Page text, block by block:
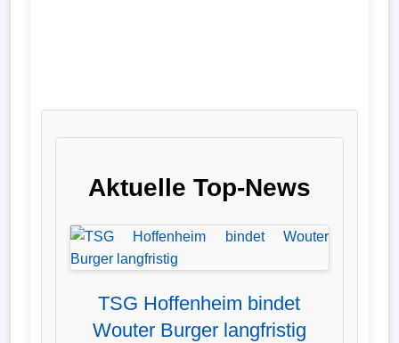
Nationalmannschaft
Vereinsnews
Verletzungspech
Aktuelle Top-News
TSG Hoffenheim bindet
Wouter Burger langfristig